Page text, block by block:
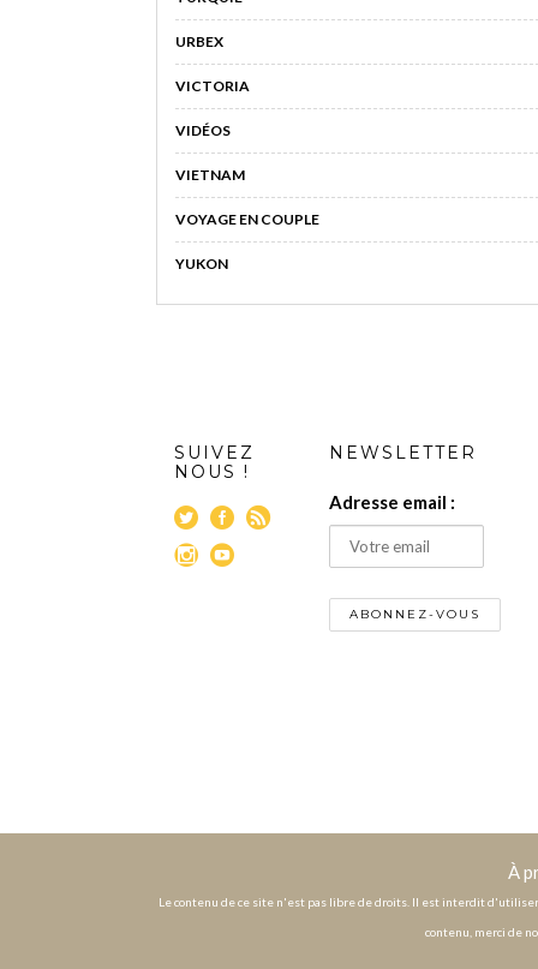
URBEX
VICTORIA
VIDÉOS
VIETNAM
VOYAGE EN COUPLE
YUKON
SUIVEZ
NOUS !
NEWSLETTER
Adresse email :
À
Le contenu de ce site n'est pas libre de droits. Il est interdit
contenu, merci de